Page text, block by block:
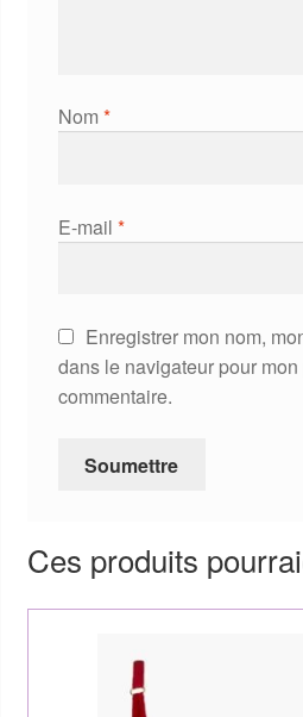
Nom *
E-mail *
Enregistrer mon nom,
dans le navigateur pour
commentaire.
Ces produits